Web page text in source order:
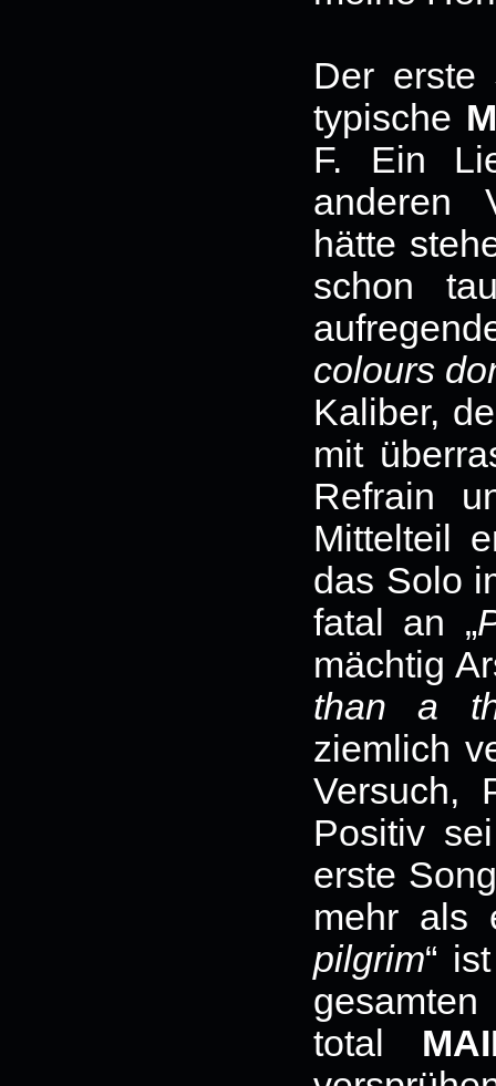
Der erste
typische
F. Ein
anderen
hätte
schon
colours
Kaliber,
mit
Refrain
Mittelteil
das Solo
fatal an „
mächtig
than a
ziemlich
Versuch,
Positiv
erste
mehr als
pilgrim“
total